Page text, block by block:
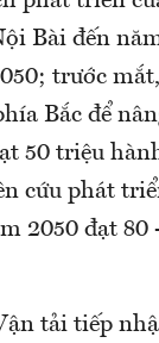
Bài đến
trước
Bắc để
50 triệu
cứu phát
2050 đạt
tải tiếp